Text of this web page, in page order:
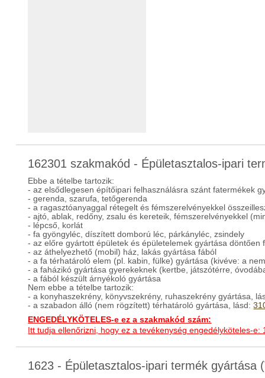
162301 szakmakód - Épületasztalos-ipari
Ebbe a tételbe tartozik:
- az elsődlegesen építőipari felhasználásra szánt fatermékek
- gerenda, szarufa, tetőgerenda
- a ragasztóanyaggal rétegelt és fémszerelvényekkel
- ajtó, ablak, redőny, zsalu és kereteik, fémszerelvényekkel
- lépcső, korlát
- fa gyöngyléc, díszített domború léc, párkányléc, zsindely
- az előre gyártott épületek és épületelemek gyártása döntően
- az áthelyezhető (mobil) ház, lakás gyártása fából
- a fa térhatároló elem (pl. kabin, fülke) gyártása (kivéve: a
- a faházikó gyártása gyerekeknek (kertbe, játszótérre,
- a fából készült árnyékoló gyártása
Nem ebbe a tételbe tartozik:
- a konyhaszekrény, könyvszekrény, ruhaszekrény gyártása,
- a szabadon álló (nem rögzített) térhatároló gyártása, lásd:
ENGEDÉLYKÖTELES-e ez a szakmakód szám:
Itt tudja ellenőrizni, hogy ez a tevékenység engedélyköteles-e:
1623 - Épületasztalos-ipari termék gyártása